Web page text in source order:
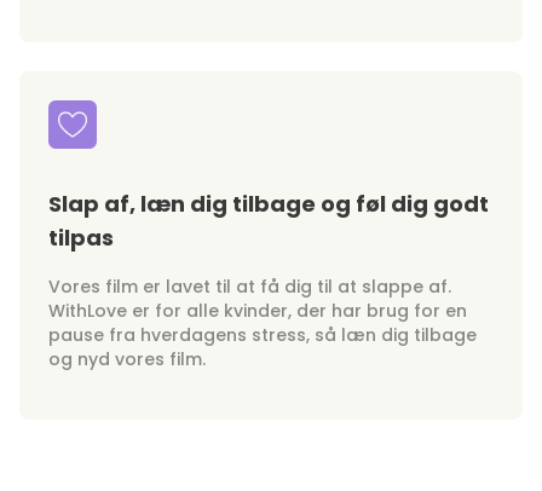
Slap af, læn dig tilbage og føl dig godt
tilpas
Vores film er lavet til at få dig til at slappe af.
WithLove er for alle kvinder, der har brug for en
pause fra hverdagens stress, så læn dig tilbage
og nyd vores film.